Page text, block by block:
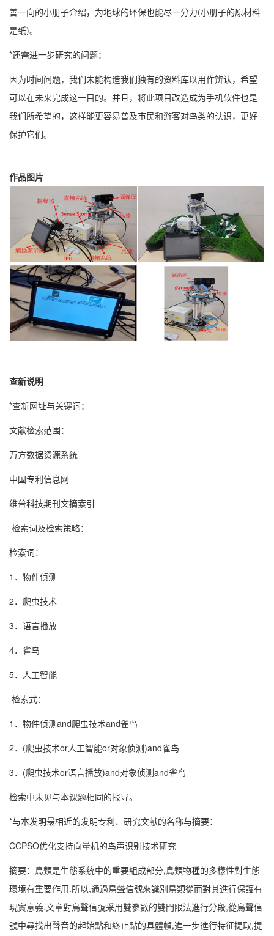
善一向的小册子介绍，为地球的环保也能尽一分力(小册子的原材料
是纸)。
*还需进一步研究的问题：
因为时间问题，我们未能构造我们独有的资料库以用作辨认，希望
可以在未来完成这一目的。并且，将此项目改造成为手机软件也是
我们所希望的，这样能更容易普及市民和游客对鸟类的认识，更好
保护它们。
作品图片
查新说明
*查新网址与关键词：
文献检索范围：
万方数据资源系统
中国专利信息网
维普科技期刊文摘索引
检索词及检索策略：
检索词：
1．物件侦测
2．爬虫技术
3．语言播放
4．雀鸟
5．人工智能
检索式：
1．物件侦测and爬虫技术and雀鸟
2．(爬虫技术or人工智能or对象侦测)and雀鸟
3．(爬虫技术or语言播放)and对象侦测and雀鸟
检索中未见与本课题相同的报导。
*与本发明最相近的发明专利、研究文献的名称与摘要：
CCPSO优化支持向量机的鸟声识别技术研究
摘要：鳥類是生態系統中的重要組成部分,鳥類物種的多樣性對生態
環境有重要作用.所以,通過鳥聲信號來識別鳥類從而對其進行保護有
現實意義.文章對鳥聲信號采用雙參數的雙門限法進行分段,從鳥聲信
號中尋找出聲音的起始點和終止點的具體幀,進一步進行特征提取,提